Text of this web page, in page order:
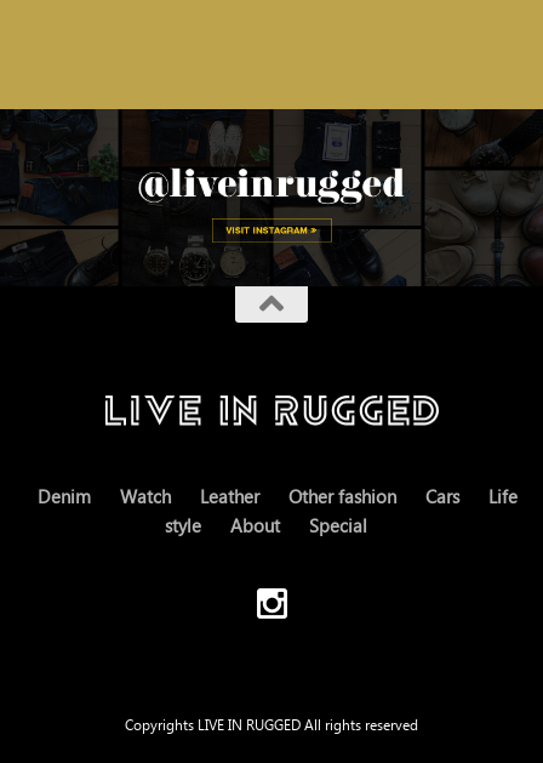
Denim Watch Leather Other fashion Cars
Life
style
About Special
Copyrights LIVE IN RUGGED All rights reserved